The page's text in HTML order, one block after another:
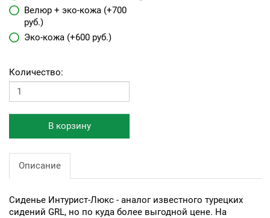
Велюр + эко-кожа (+700
руб.)
Эко-кожа (+600 руб.)
Количество:
В корзину
Описание
Сиденье Интурист-Люкс - аналог известного турецких
сидений GRL, но по куда более выгодной цене. На